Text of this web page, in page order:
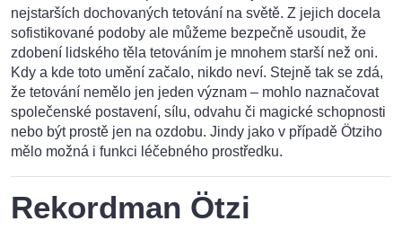
nejstarších dochovaných tetování na světě. Z jejich docela
sofistikované podoby ale můžeme bezpečně usoudit, že
zdobení lidského těla tetováním je mnohem starší než oni.
Kdy a kde toto umění začalo, nikdo neví. Stejně tak se zdá,
že tetování nemělo jen jeden význam – mohlo naznačovat
společenské postavení, sílu, odvahu či magické schopnosti
nebo být prostě jen na ozdobu. Jindy jako v případě Ötziho
mělo možná i funkci léčebného prostředku.
Rekordman Ötzi